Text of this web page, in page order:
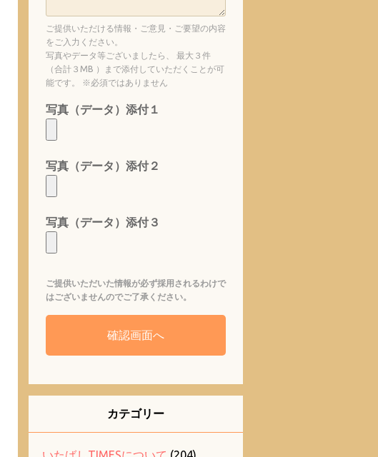
ご提供いただける情報・ご意見・ご要望の内容
をご入力ください。
写真やデータ等ございましたら、 最大３件
（合計３MB ）まで添付していただくことが可
能です。 ※必須ではありません
写真（データ）添付１
写真（データ）添付２
写真（データ）添付３
ご提供いただいた情報が必ず採用されるわけで
はございませんのでご了承ください。
カテゴリー